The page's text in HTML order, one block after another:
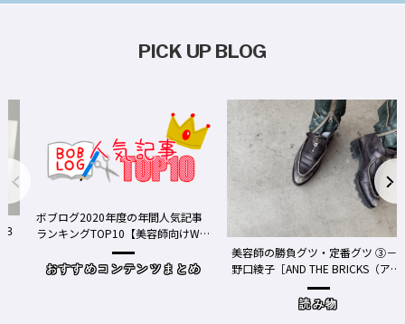
PICK UP BLOG
ボブログ2020年度の年間人気記事
ランキングTOP10【美容師向けWe
おすすめコンテンツまとめ
美容師の勝負グツ・定番グツ ③－
野口綾子［AND THE BRICKS（アン
ドザブリックス）／神奈川県鎌倉
読み物